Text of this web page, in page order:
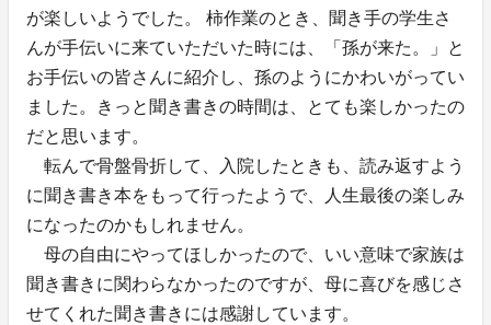
が楽しいようでした。 柿作業のとき、聞き手の学生さ
んが手伝いに来ていただいた時には、「孫が来た。」と
お手伝いの皆さんに紹介し、孫のようにかわいがってい
ました。きっと聞き書きの時間は、とても楽しかったの
だと思います。
転んで骨盤骨折して、入院したときも、読み返すよう
に聞き書き本をもって行ったようで、人生最後の楽しみ
になったのかもしれません。
母の自由にやってほしかったので、いい意味で家族は
聞き書きに関わらなかったのですが、母に喜びを感じさ
せてくれた聞き書きには感謝しています。